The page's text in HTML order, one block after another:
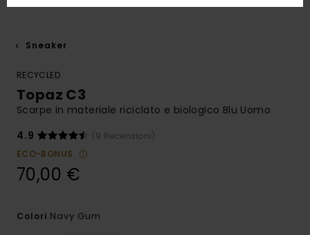
Sneaker
RECYCLED
Topaz C3
Scarpe in materiale riciclato e biologico Blu Uomo
4.9
(9 Recensioni)
ECO-BONUS
70,00 €
Colori Navy Gum